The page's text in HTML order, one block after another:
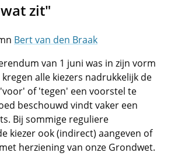
zit"
Bert van den Braak
van 1 juni was in zijn vorm
alle kiezers nadrukkelijk de
of 'tegen' een voorstel te
beschouwd vindt vaker een
Bij sommige reguliere
kiezer ook (indirect) aangeven of
herziening van onze Grondwet.